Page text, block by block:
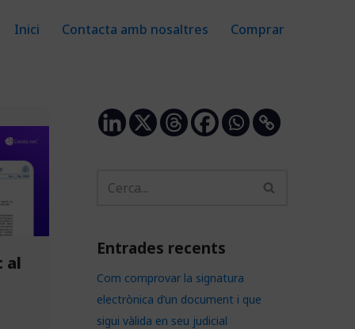
Inici Contacta amb nosaltres Comprar
al
Entrades recents
Com comprovar la signatura
electrònica d’un document i que
sigui vàlida en seu judicial